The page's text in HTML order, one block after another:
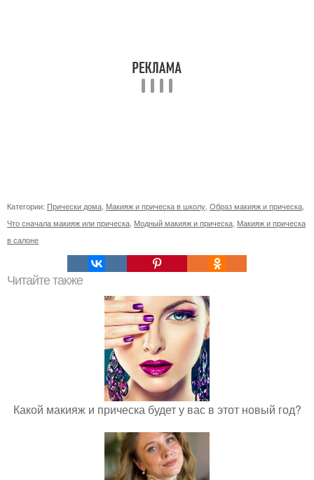
Категории: Прически дома Макияж и прическа в школу Образ макияж и прическа
Что сначала макияж или прическа Модный макияж и прическа Макияж и прическа
в салоне
Читайте также
Какой макияж и прическа будет у вас в этот новый год?